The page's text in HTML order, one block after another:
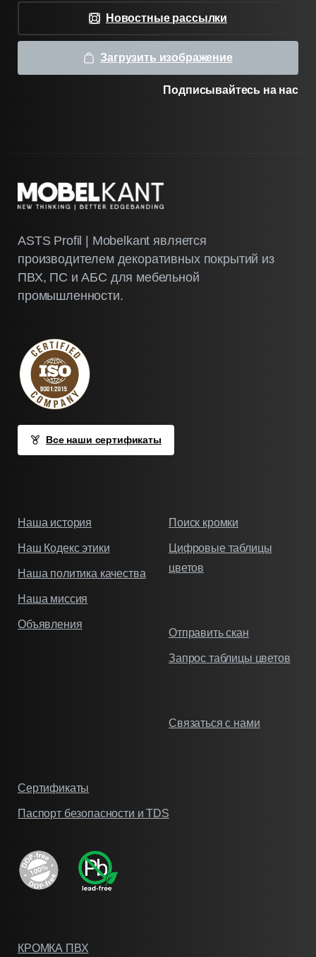
Новостные рассылки
Загрузить изображение
Подписывайтесь на нас
ASTS Profil | Mobelkant является
производителем декоративных покрытий из
ПВХ, ПС и АБС для мебельной
промышленности.
Все наши сертификаты
Наша история
Наш Кодекс этики
Наша политика качества
Наша миссия
Объявления
Поиск кромки
Цифровые таблицы
цветов
Отправить скан
Запрос таблицы цветов
Связаться с нами
Сертификаты
Паспорт безопасности и TDS
КРОМКА ПВХ